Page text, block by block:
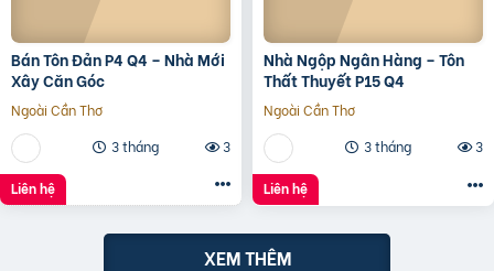
Bán Tôn Đản P4 Q4 – Nhà Mới
Xây Căn Góc
Ngoài Cần Thơ
3 tháng
3
Liên hệ
Nhà Ngộp Ngân Hàng – Tôn
Thất Thuyết P15 Q4
Ngoài Cần Thơ
3 tháng
3
Liên hệ
XEM THÊM